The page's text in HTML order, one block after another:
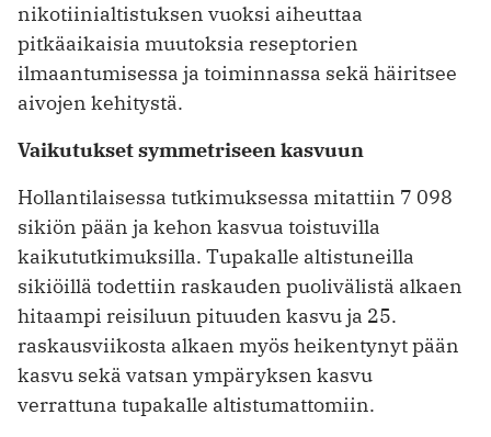
nikotiinialtistuksen vuoksi aiheuttaa
pitkäaikaisia muutoksia reseptorien
ilmaantumisessa ja toiminnassa sekä häiritsee
aivojen kehitystä.
Vaikutukset symmetriseen kasvuun
Hollantilaisessa tutkimuksessa mitattiin 7 098
sikiön pään ja kehon kasvua toistuvilla
kaikututkimuksilla. Tupakalle altistuneilla
sikiöillä todettiin raskauden puolivälistä alkaen
hitaampi reisiluun pituuden kasvu ja 25.
raskausviikosta alkaen myös heikentynyt pään
kasvu sekä vatsan ympäryksen kasvu
verrattuna tupakalle altistumattomiin.